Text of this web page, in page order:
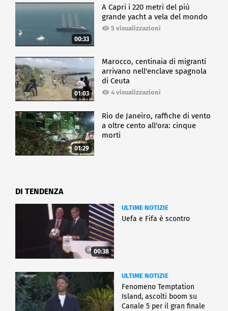
00:33
A Capri i 220 metri del più
grande yacht a vela del mondo
5 visualizzazioni
01:03
Marocco, centinaia di migranti
arrivano nell'enclave spagnola
di Ceuta
4 visualizzazioni
01:29
Rio de Janeiro, raffiche di vento
a oltre cento all'ora: cinque
morti
DI TENDENZA
00:38
ULTIME NOTIZIE
Uefa e Fifa è scontro
ULTIME NOTIZIE
Fenomeno Temptation
Island, ascolti boom su
Canale 5 per il gran finale